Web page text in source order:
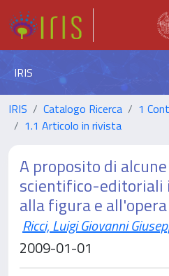
IRIS
IRIS Catalogo Ricerca
1
1.1 Articolo in rivista
A proposito di
scientifico-editoriali
alla figura e
Ricci, Luigi Giovanni
2009-01-01